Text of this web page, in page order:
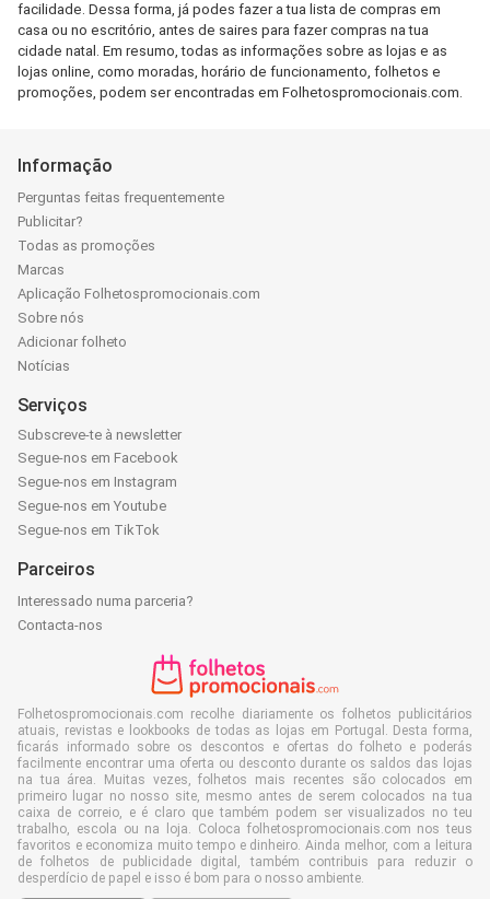
facilidade. Dessa forma, já podes fazer a tua lista de compras em
casa ou no escritório, antes de saires para fazer compras na tua
cidade natal. Em resumo, todas as informações sobre as lojas e as
lojas online, como moradas, horário de funcionamento, folhetos e
promoções, podem ser encontradas em Folhetospromocionais.com.
Informação
Perguntas feitas frequentemente
Publicitar?
Todas as promoções
Marcas
Aplicação Folhetospromocionais.com
Sobre nós
Adicionar folheto
Notícias
Serviços
Subscreve-te à newsletter
Segue-nos em Facebook
Segue-nos em Instagram
Segue-nos em Youtube
Segue-nos em TikTok
Parceiros
Interessado numa parceria?
Contacta-nos
Folhetospromocionais.com recolhe diariamente os folhetos publicitários
atuais, revistas e lookbooks de todas as lojas em Portugal. Desta forma,
ficarás informado sobre os descontos e ofertas do folheto e poderás
facilmente encontrar uma oferta ou desconto durante os saldos das lojas
na tua área. Muitas vezes, folhetos mais recentes são colocados em
primeiro lugar no nosso site, mesmo antes de serem colocados na tua
caixa de correio, e é claro que também podem ser visualizados no teu
trabalho, escola ou na loja. Coloca folhetospromocionais.com nos teus
favoritos e economiza muito tempo e dinheiro. Ainda melhor, com a leitura
de folhetos de publicidade digital, também contribuis para reduzir o
desperdício de papel e isso é bom para o nosso ambiente.